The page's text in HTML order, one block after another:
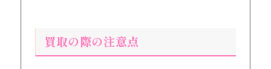
買取の際の注意点